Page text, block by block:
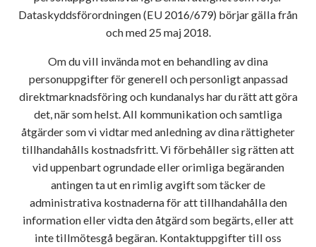
Dataskyddsförordningen (EU 2016/679) börjar gälla från
och med 25 maj 2018.
Om du vill invända mot en behandling av dina
personuppgifter för generell och personligt anpassad
direktmarknadsföring och kundanalys har du rätt att göra
det, när som helst. All kommunikation och samtliga
åtgärder som vi vidtar med anledning av dina rättigheter
tillhandahålls kostnadsfritt. Vi förbehåller sig rätten att
vid uppenbart ogrundade eller orimliga begäranden
antingen ta ut en rimlig avgift som täcker de
administrativa kostnaderna för att tillhandahålla den
information eller vidta den åtgärd som begärts, eller att
inte tillmötesgå begäran. Kontaktuppgifter till oss